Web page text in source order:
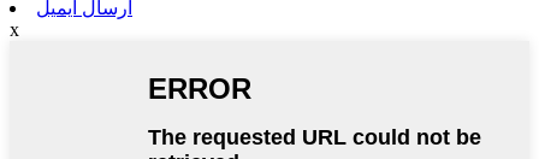
ارسال ایمیل
x